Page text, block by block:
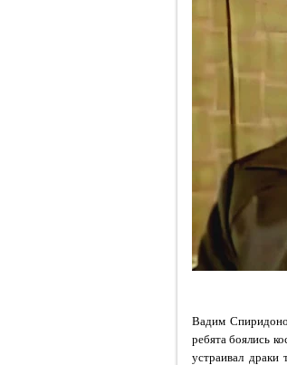
Вадим
ребята боялись
устраивал